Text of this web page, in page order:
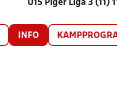
U15 Piger Liga 3
INFO